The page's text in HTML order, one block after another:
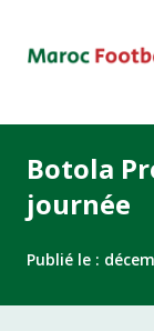
Botola
journée
Publié le :